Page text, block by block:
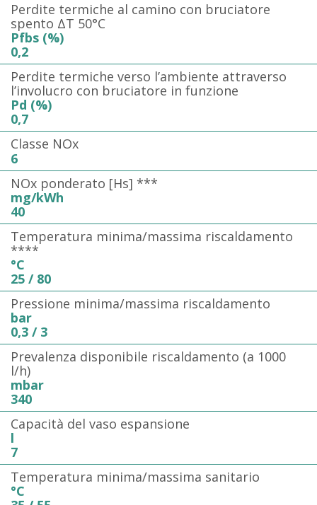
Perdite termiche al camino con bruciatore
spento ΔT 50°C
Pfbs (%)
0,2
Perdite termiche verso l’ambiente attraverso
l’involucro con bruciatore in funzione
Pd (%)
0,7
Classe NOx
6
NOx ponderato [Hs] ***
mg/kWh
40
Temperatura minima/massima riscaldamento
****
°C
25 / 80
Pressione minima/massima riscaldamento
bar
0,3 / 3
Prevalenza disponibile riscaldamento (a 1000
l/h)
mbar
340
Capacità del vaso espansione
l
7
Temperatura minima/massima sanitario
°C